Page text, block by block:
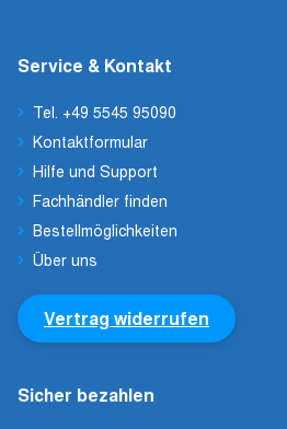
Service & Kontakt
Tel. +49 5545 95090
Kontaktformular
Hilfe und Support
Fachhändler finden
Bestellmöglichkeiten
Über uns
Vertrag widerrufen
Sicher bezahlen